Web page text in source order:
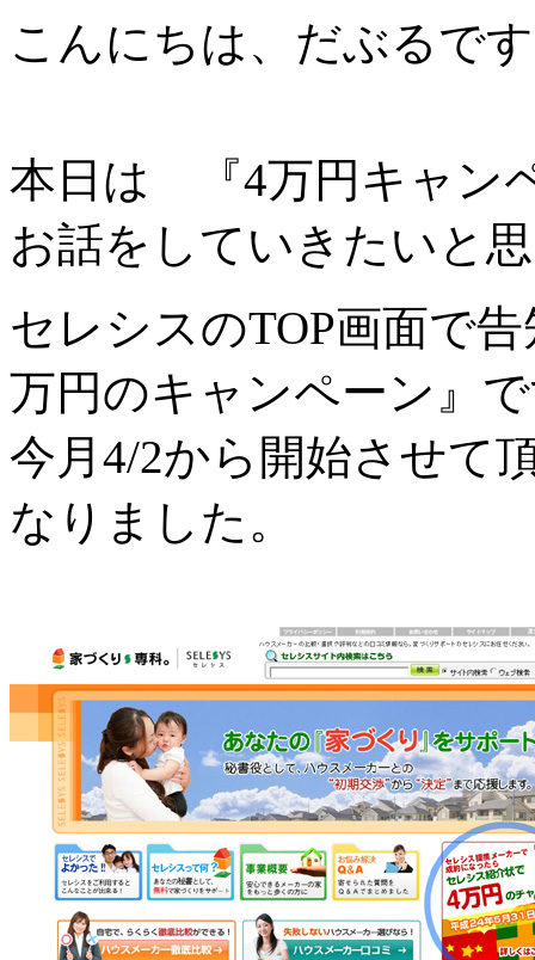
こんにちは、だぶるで
本日は 『4万円キャン
お話をしていきたいと
セレシスのTOP画面で
万円のキャンペーン』
今月4/2から開始させて
なりました。